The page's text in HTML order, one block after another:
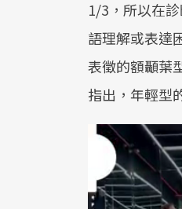
1/3，所以在
語理解或表達
表徵的額顳葉
指出，年輕型